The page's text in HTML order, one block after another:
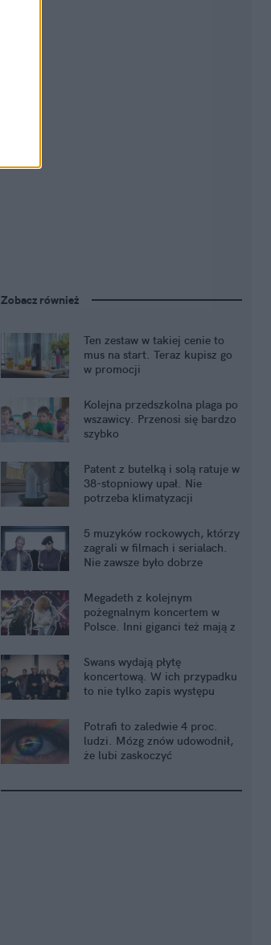
Zobacz również
Ten zestaw w takiej cenie to
mus na start. Teraz kupisz go
w promocji
Kolejna przedszkolna plaga po
wszawicy. Przenosi się bardzo
szybko
Patent z butelką i solą ratuje w
38-stopniowy upał. Nie
potrzeba klimatyzacji
5 muzyków rockowych, którzy
zagrali w filmach i serialach.
Nie zawsze było dobrze
Megadeth z kolejnym
pożegnalnym koncertem w
Polsce. Inni giganci też mają z
Swans wydają płytę
koncertową. W ich przypadku
to nie tylko zapis występu
Potrafi to zaledwie 4 proc.
ludzi. Mózg znów udowodnił,
że lubi zaskoczyć